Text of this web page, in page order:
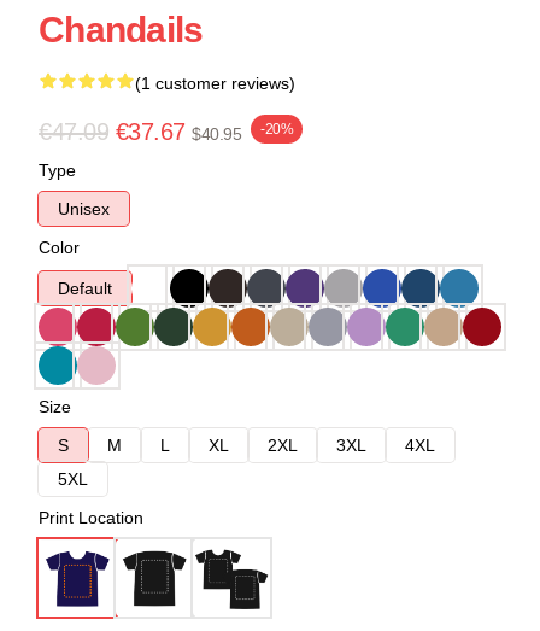
Chandails
(1 customer reviews)
€47.09 €37.67 $40.95 -20%
Type
Unisex
Color
Default
Size
S
M L XL 2XL 3XL
4XL
5XL
Print Location